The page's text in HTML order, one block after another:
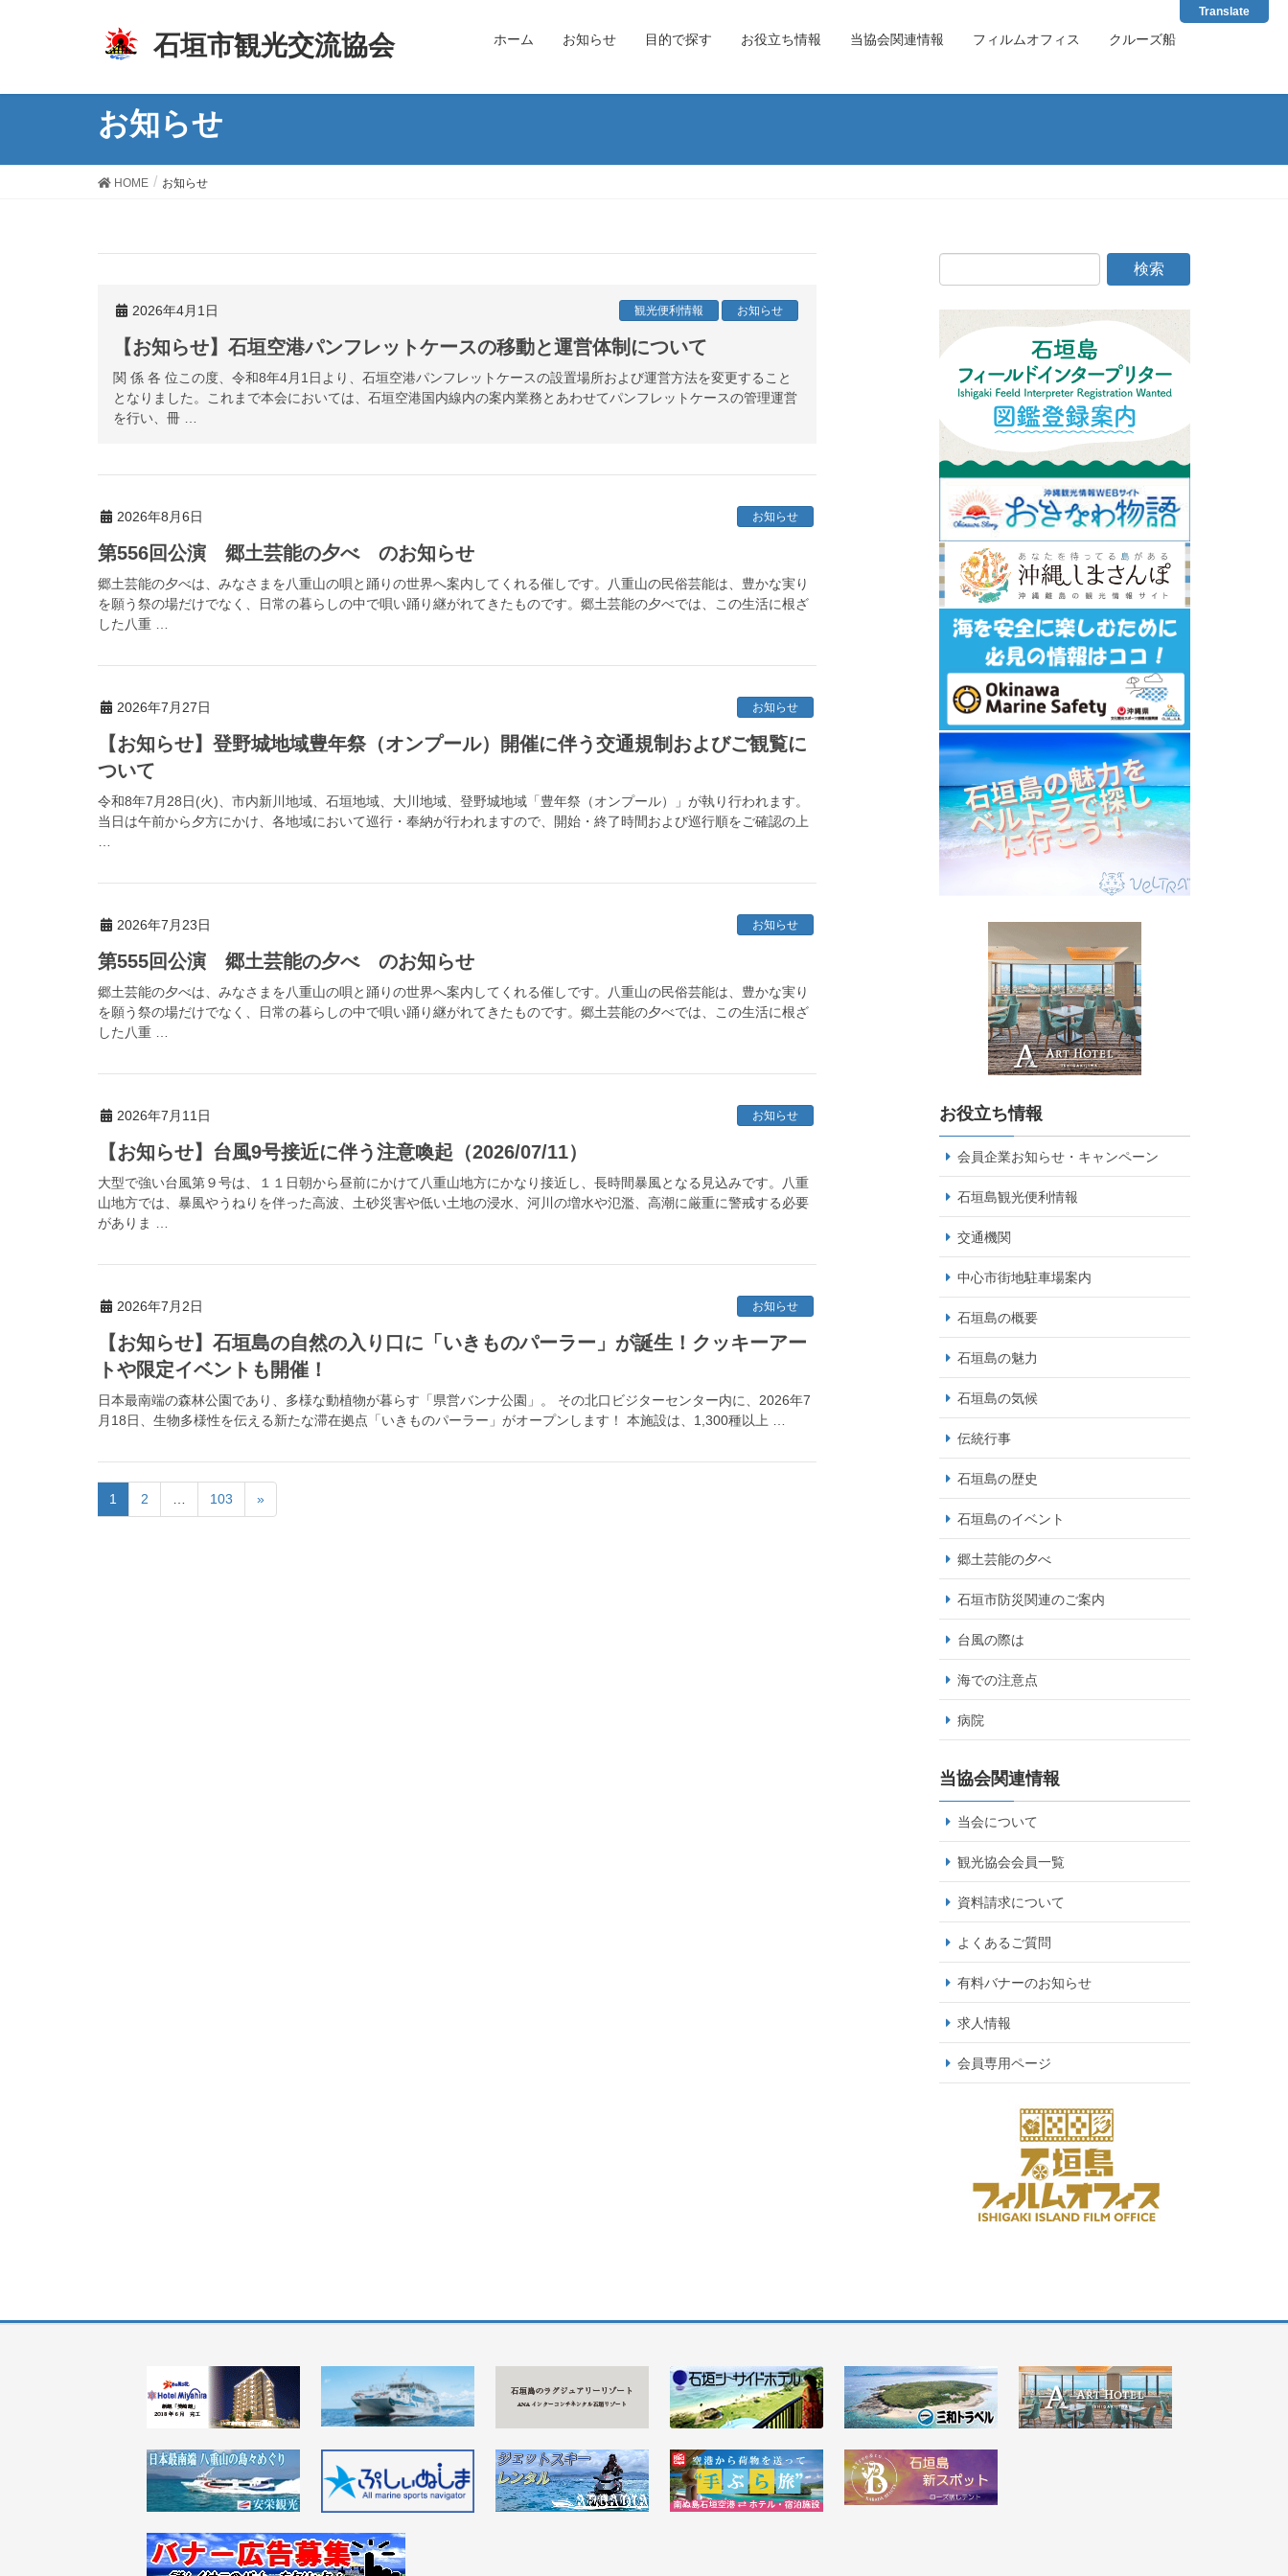
石垣市観光交流協会 ホーム お知らせ 目的で探す お役立ち情報 当協会関連情報 フィルムオフィス クルーズ船
お知らせ
HOME お知らせ
2026年4月1日 お知らせ
観光便利情報
【お知らせ】石垣空港パンフレットケースの移動と運営体制について
関 係 各 位この度、令和8年4月1日より、石垣空港パンフレットケースの設置場所および運営方法を変更すること
となりました。これまで本会においては、石垣空港国内線内の案内業務とあわせてパンフレットケースの管理運営
を行い、冊 …
2026年8月6日 お知らせ
第556回公演 郷土芸能の夕べ のお知らせ
郷土芸能の夕べは、みなさまを八重山の唄と踊りの世界へ案内してくれる催しです。八重山の民俗芸能は、豊かな実り
を願う祭の場だけでなく、日常の暮らしの中で唄い踊り継がれてきたものです。郷土芸能の夕べでは、この生活に根ざ
した八重 …
2026年7月27日 お知らせ
【お知らせ】登野城地域豊年祭（オンプール）開催に伴う交通規制およびご観覧に
ついて
令和8年7月28日(火)、市内新川地域、石垣地域、大川地域、登野城地域「豊年祭（オンプール）」が執り行われます。
当日は午前から夕方にかけ、各地域において巡行・奉納が行われますので、開始・終了時間および巡行順をご確認の上
2026年7月23日 お知らせ
第555回公演 郷土芸能の夕べ のお知らせ
郷土芸能の夕べは、みなさまを八重山の唄と踊りの世界へ案内してくれる催しです。八重山の民俗芸能は、豊かな実り
を願う祭の場だけでなく、日常の暮らしの中で唄い踊り継がれてきたものです。郷土芸能の夕べでは、この生活に根ざ
した八重 …
2026年7月11日 お知らせ
【お知らせ】台風9号接近に伴う注意喚起（2026/07/11）
大型で強い台風第９号は、１１日朝から昼前にかけて八重山地方にかなり接近し、長時間暴風となる見込みです。八重
山地方では、暴風やうねりを伴った高波、土砂災害や低い土地の浸水、河川の増水や氾濫、高潮に厳重に警戒する必要
がありま …
2026年7月2日 お知らせ
【お知らせ】石垣島の自然の入り口に「いきものパーラー」が誕生！クッキーアー
トや限定イベントも開催！
日本最南端の森林公園であり、多様な動植物が暮らす「県営バンナ公園」。 その北口ビジターセンター内に、2026年7
月18日、生物多様性を伝える新たな滞在拠点「いきものパーラー」がオープンします！ 本施設は、1,300種以上 …
1 2 103 »
お役立ち情報
会員企業お知らせ・キャンペーン
石垣島観光便利情報
交通機関
中心市街地駐車場案内
石垣島の概要
石垣島の魅力
石垣島の気候
伝統行事
石垣島の歴史
石垣島のイベント
郷土芸能の夕べ
石垣市防災関連のご案内
台風の際は
海での注意点
病院
当協会関連情報
当会について
観光協会会員一覧
資料請求について
よくあるご質問
有料バナーのお知らせ
求人情報
会員専用ページ
Translate